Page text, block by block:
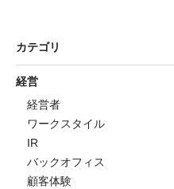
カテゴリ
経営
経営者
ワークスタイル
IR
バックオフィス
顧客体験